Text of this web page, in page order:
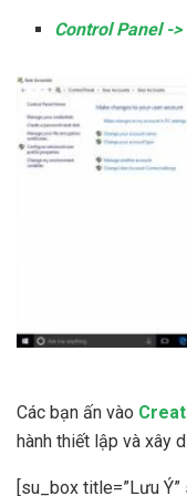
Control Panel -
Các bạn ấn vào
hành thiết lập và xây
[su_box title=”Lưu